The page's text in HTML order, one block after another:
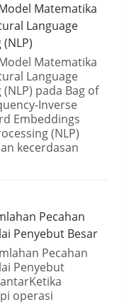
Matematika
Language
Matematika
Language
pada Bag of
Inverse
Embeddings
(NLP)
kecerdasan
Pecahan
Penyebut Besar
Pecahan
Penyebut
operasi